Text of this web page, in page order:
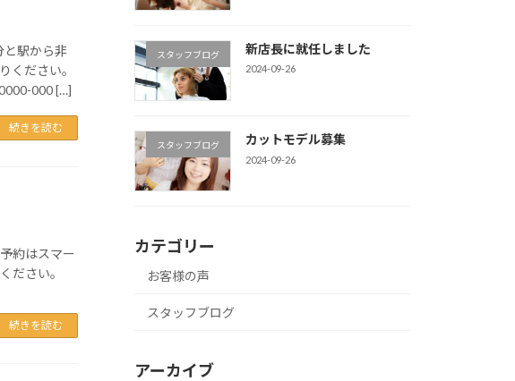
と駅から非
ください。
000 […]
続きを読む
約はスマー
ださい。
続きを読む
スタッフブログ 新店長に就任しました
2024-09-26
スタッフブログ カットモデル募集
2024-09-26
カテゴリー
お客様の声
スタッフブログ
アーカイブ